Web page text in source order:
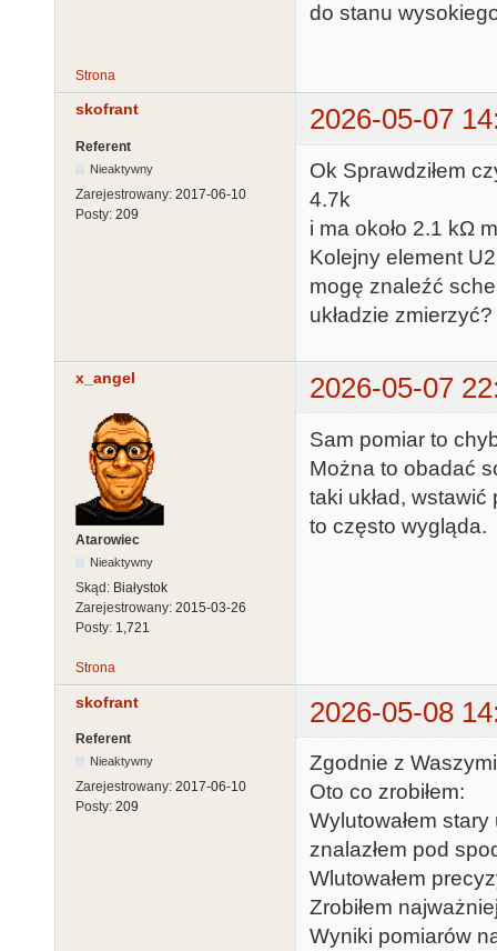
do stanu
Strona
skofrant 2026-05-07
Referent
Nieaktywny
Zarejestrowany: 2017-06-10
Posty: 209
Ok Sprawdziłem
4.7k
i ma około 2.1 kΩ
Kolejny element
mogę znaleźć
układzie
x_angel 2026-05-07
Atarowiec
Nieaktywny
Skąd: Białystok
Zarejestrowany: 2015-03-26
Posty: 1,721
Sam pomiar to
Można to obadać
taki układ,
to często wygląda.
Strona
skofrant 2026-05-08
Referent
Nieaktywny
Zarejestrowany: 2017-06-10
Posty: 209
Zgodnie z
Oto co zrobiłem:
Wylutowałem
znalazłem pod
Wlutowałem
Zrobiłem
Wyniki pomiarów